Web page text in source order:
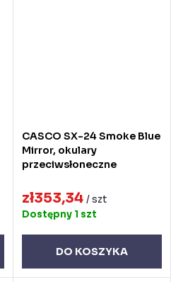
CASCO SX-24 Smoke Blue
Mirror, okulary
przeciwsłoneczne
zł353,34 / szt
Dostępny 1 szt
DO KOSZYKA